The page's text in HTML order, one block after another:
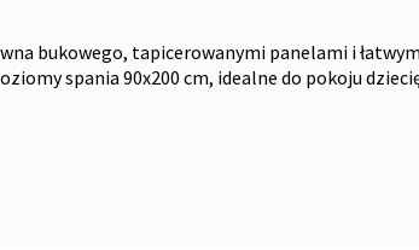
bukowego, tapicerowanymi panelami i
spania 90x200 cm, idealne do pokoju